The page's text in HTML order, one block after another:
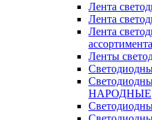
Лента
Лента
Лента
ассортимента
Ленты
НАРОДНЫЕ